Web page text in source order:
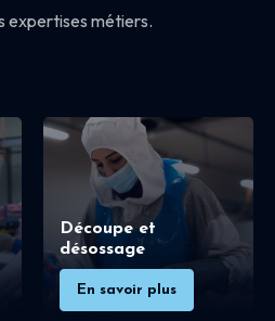
expertises métiers.
Découpe et
désossage
En savoir plus